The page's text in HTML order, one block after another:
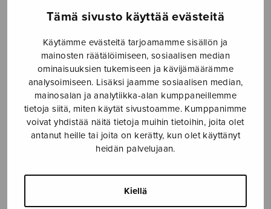
Tämä sivusto käyttää evästeitä
Käytämme evästeitä tarjoamamme sisällön ja
mainosten räätälöimiseen, sosiaalisen median
ominaisuuksien tukemiseen ja kävijämäärämme
analysoimiseen. Lisäksi jaamme sosiaalisen median,
mainosalan ja analytiikka-alan kumppaneillemme
tietoja siitä, miten käytät sivustoamme. Kumppanimme
voivat yhdistää näitä tietoja muihin tietoihin, joita olet
antanut heille tai joita on kerätty, kun olet käyttänyt
heidän palvelujaan.
Kiellä
Etusivu › Nuottikauppa › Sekakuoro › Domine
Domine exaudi
orationem meam